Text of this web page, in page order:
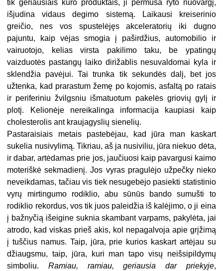
tik geriausiais kuro produktais, ji permuša ryto nuovargį,
išjudina vidaus degimo sistemą. Laikausi kreiserinio
greičio, nes vos spustelėjęs akceleratorių iki dugno
pajuntu, kaip vėjas smogia į paširdžius, automobilio ir
vairuotojo, kelias virsta pakilimo taku, be ypatingų
vaizduotės pastangų laiko dirižablis nesuvaldomai kyla ir
sklendžia pavėjui. Tai trunka tik sekundės dalį, bet jos
užtenka, kad prarastum žemę po kojomis, asfaltą po ratais
ir periferiniu žvilgsniu išmatuotum pakelės griovių gylį ir
plotį. Kelionėje nereikalinga informacija kaupiasi kaip
cholesterolis ant kraujagyslių sienelių.
Pastaraisiais metais pastebėjau, kad jūra man kaskart
sukelia nusivylimą. Tikriau, aš ja nusiviliu, jūra niekuo dėta,
ir dabar, artėdamas prie jos, jaučiuosi kaip pavargusi kaimo
moteriškė sekmadienį. Jos vyras pragulėjo užpečky nieko
neveikdamas, tačiau vis tiek nesugebėjo pasiekti statistinio
vyrų mirtingumo rodiklio, abu sūnūs bando sumušti to
rodiklio rekordus, vos tik juos paleidžia iš kalėjimo, o ji eina
į bažnyčią išeigine suknia skambant varpams, pakylėta, jai
atrodo, kad viskas prieš akis, kol nepagalvoja apie grįžimą
į tuščius namus. Taip, jūra, prie kurios kaskart artėjau su
džiaugsmu, taip, jūra, kuri man tapo visų neišsipildymų
simboliu.Ramiau, ramiau, geriausia dar priekyje,